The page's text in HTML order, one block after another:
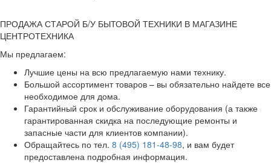
ПРОДАЖА СТАРОЙ Б/У БЫТОВОЙ ТЕХНИКИ В МАГАЗИНЕ
ЦЕНТРОТЕХНИКА
Мы предлагаем:
Лучшие цены на всю предлагаемую нами технику.
Большой ассортимент товаров – вы обязательно найдете все
необходимое для дома.
Гарантийный срок и обслуживание оборудования (а также
гарантированная скидка на последующие ремонты и
запасные части для клиентов компании).
Обращайтесь по тел. 8 (495) 181-48-98, и вам будет
предоставлена подробная информация.